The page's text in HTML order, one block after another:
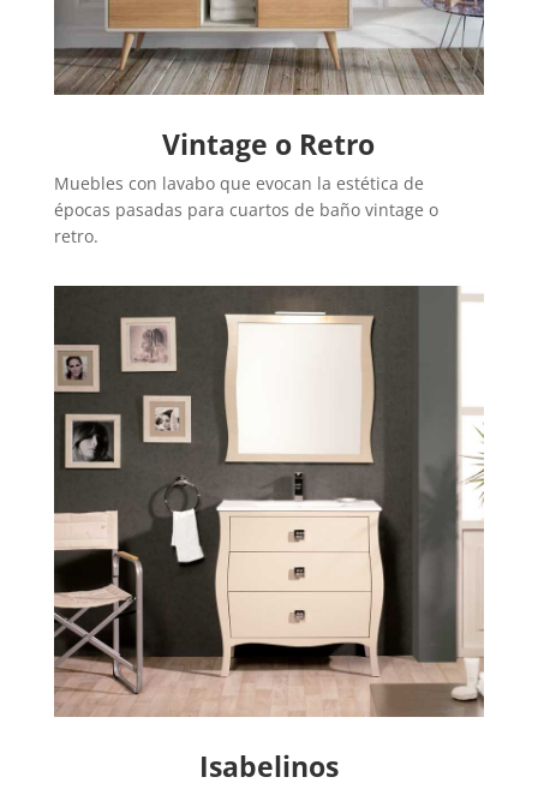
Vintage o Retro
Muebles con lavabo que evocan la estética de
épocas pasadas para cuartos de baño vintage o
retro.
Isabelinos